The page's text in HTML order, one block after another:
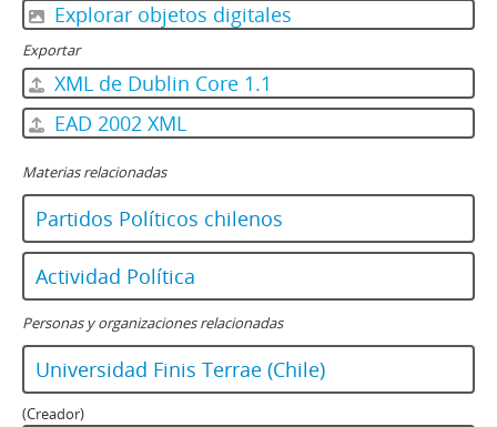
Explorar objetos digitales
Exportar
XML de Dublin Core 1.1
EAD 2002 XML
Materias relacionadas
Partidos Políticos chilenos
Actividad Política
Personas y organizaciones relacionadas
Universidad Finis Terrae (Chile)
(Creador)